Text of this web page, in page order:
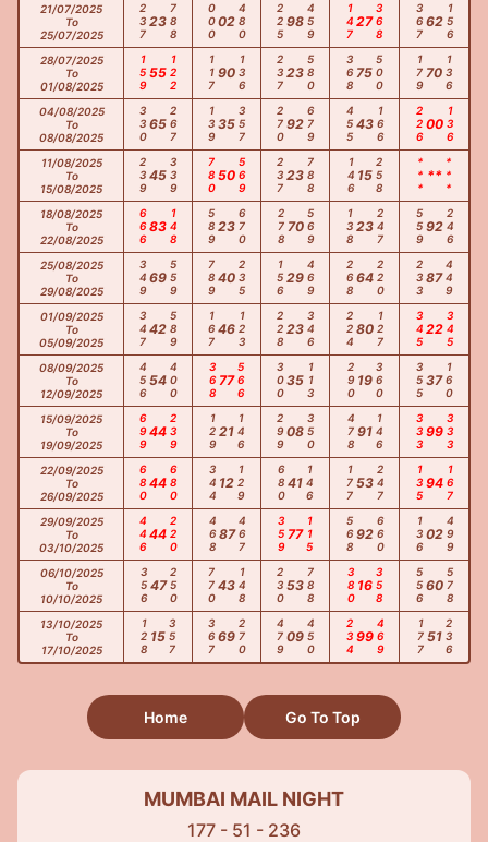
21/07/2025
To
25/07/2025
237 23 788 00002 480 225 98 459 147 27368 36762156
28/07/2025
To
01/08/2025
159 55 122 117 90 136 237 23 580 368 75 500 179 70 136
04/08/2025
To
08/08/2025
330 65 267 139 35 357 270 92 679 455 43166 226 00136
11/08/2025
To
15/08/2025
239 45 339 780 50 569 237 23 788 146 15258 *** *****
18/08/2025
To
22/08/2025
66683 148 589 23 670 278 70569 138 23247 559 92246
25/08/2025
To
29/08/2025
349 69 559 789 40 235 156 29 469 26864220 233 87449
01/09/2025
To
05/09/2025
347 42 589 16746 123 228 23 346 224 80127 345 22345
08/09/2025
To
12/09/2025
456 54 400 368 77566 30035 113 290 19360 355 37160
15/09/2025
To
19/09/2025
69944 239 129 21 146 29908 350 478 91146 333 99333
22/09/2025
To
26/09/2025
680 44 680 344 12 129 680 41 146 177 53247 135 94167
29/09/2025
To
03/10/2025
446 44 220 46887467 359 77115 56892660 136 02499
06/10/2025
To
10/10/2025
356 47250 770 43 148 230 53 788 380 16358 556 60578
13/10/2025
To
17/10/2025
128 15 357 36769 270 479 09 450 234 99469 177 51236
Home Go To Top
MUMBAI MAIL NIGHT
177 - 51 - 236